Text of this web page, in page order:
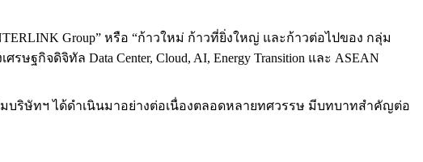
Group” หรือ “ก้าวใหม่ ก้าวที่ยิ่งใหญ่ และก้าวต่อไปของ กลุ่ม
จดิจิทัล Data Center, Cloud, AI, Energy Transition และ ASEAN
บริษัทฯ ได้ดำเนินมาอย่างต่อเนื่องตลอดหลายทศวรรษ มีบทบาทสำคัญต่อ